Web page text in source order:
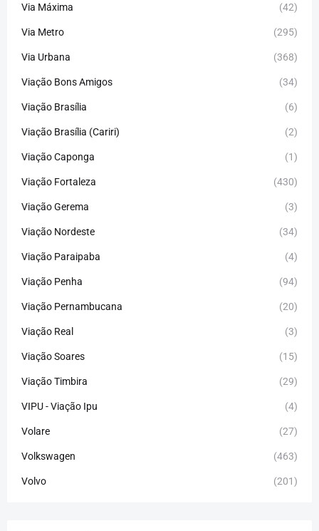
Via Máxima (42)
Via Metro (295)
Via Urbana (368)
Viação Bons Amigos (34)
Viação Brasília (6)
Viação Brasília (Cariri) (2)
Viação Caponga (1)
Viação Fortaleza (430)
Viação Gerema (3)
Viação Nordeste (34)
Viação Paraipaba (4)
Viação Penha (94)
Viação Pernambucana (20)
Viação Real (3)
Viação Soares (15)
Viação Timbira (29)
VIPU - Viação Ipu (4)
Volare (27)
Volkswagen (463)
Volvo (201)